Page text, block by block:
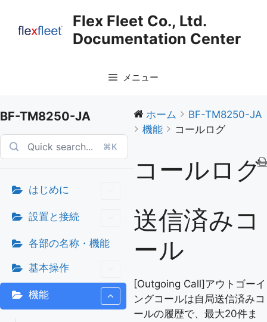
キ
プ
Flex Fleet Co., Ltd.
Documentation Center
メニュー
BF-TM8250-JA
⌘K
はじめに
設置と接続
各部の名称・機能
基本操作
機能
ホーム
BF-TM8250-JA
機能
コールログ
コールログ
送信済みコ
ール
[Outgoing Call]アウトゴーイ
ングコールは自局送信済みコ
ールの履歴で、最大20件ま